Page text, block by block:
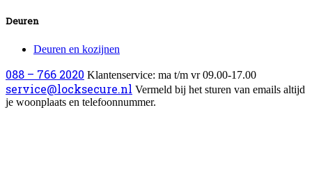
Deuren
Deuren en kozijnen
088 – 766 2020 Klantenservice: ma t/m vr 09.00-17.00
service@locksecure.nl Vermeld bij het sturen van emails altijd
je woonplaats en telefoonnummer.